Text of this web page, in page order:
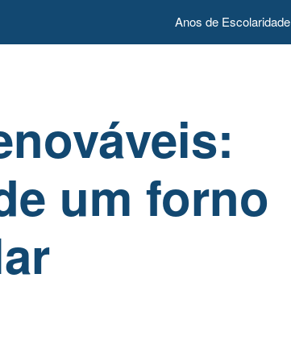
Anos de Escolaridade
um forno